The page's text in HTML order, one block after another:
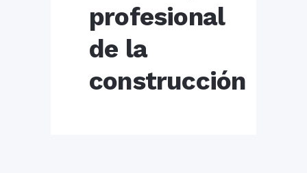
profesional
de la
construcción